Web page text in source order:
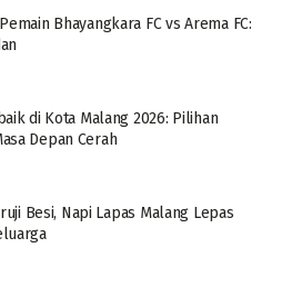
Bhayangkara FC vs Arema FC:
di Kota Malang 2026: Pilihan
Depan Cerah
Besi, Napi Lapas Malang Lepas